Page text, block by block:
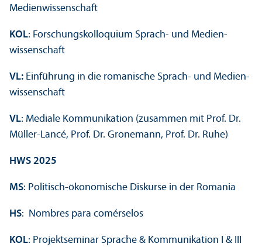
Medien­wissenschaft
KOL: Forschungs­kolloquium Sprach- und Medien­
wissenschaft
VL: Einführung in die romanische Sprach- und Medien­
wissenschaft
VL: Mediale Kommunikation (zusammen mit Prof. Dr.
Müller-Lancé, Prof. Dr. Gronemann, Prof. Dr. Ruhe)
HWS 2025
MS: Politisch-ökonomische Diskurse in der Romania
HS: Nombres para comérselos
KOL: Projektseminar Sprache & Kommunikation I & III